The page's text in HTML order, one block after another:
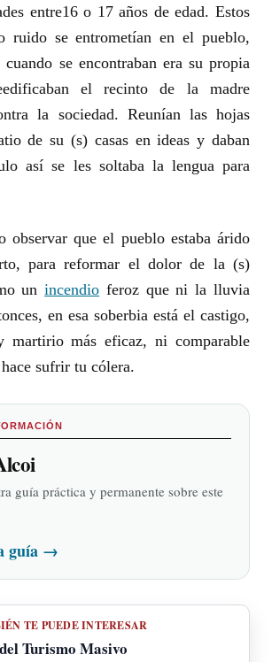
entre16 o 17 años de edad. Estos
ruido se entrometían en el pueblo,
cuando se encontraban era su propia
el recinto de la madre
la sociedad. Reunían las hojas
de su (s) casas en ideas y daban
así se les soltaba la lengua para
observar que el pueblo estaba árido
para reformar el dolor de la (s)
unincendio feroz que ni la lluvia
en esa soberbia está el castigo,
martirio más eficaz, ni comparable
sufrir tu cólera.
guía práctica y permanente sobre este
guía →
TE PUEDE INTERESAR
Turismo Masivo